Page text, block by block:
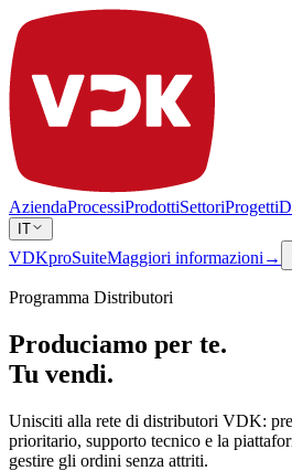
AziendaProcessiProdottiSettoriProgetti
IT
VDKproSuiteMaggiori informazioni →
Programma Distributori
Produciamo per te.
Tu vendi.
Unisciti alla rete di distributori VDK:
prioritario, supporto tecnico e la
gestire gli ordini senza attriti.